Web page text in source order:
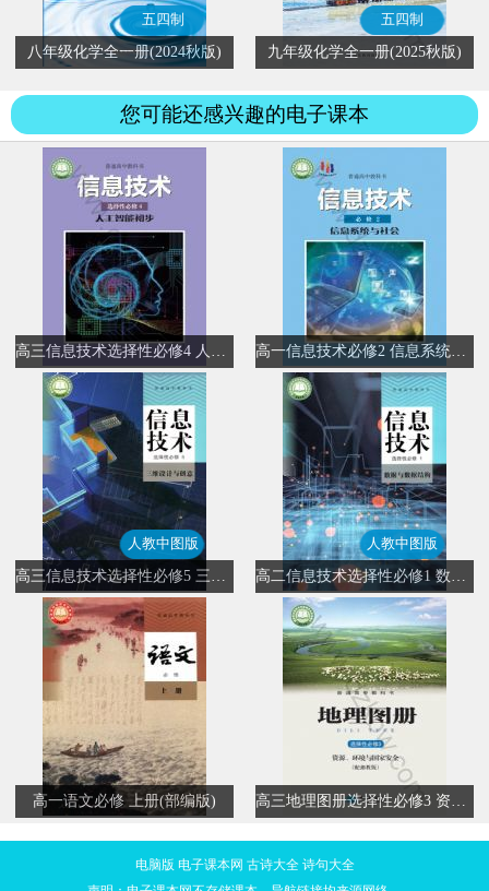
五四制
八年级化学全一册(2024秋版)
五四制
九年级化学全一册(2025秋版)
您可能还感兴趣的电子课本
高一信息技术必修2 信息系统与社会
人教中图版
高三信息技术选择性必修5 三维设计与创意(人教中图版)
人教中图版
高二信息技术选择性必修1 数据与数据结构(人教中图版)
高一语文必修 上册(部编版) 高三地理图册选择性必修3 资源、环境与国家安全
电脑版 电子课本网 古诗大全 诗句大全